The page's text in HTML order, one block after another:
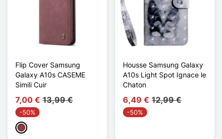
Flip Cover Samsung
Galaxy A10s CASEME
Simili Cuir
7,00 € 13,99 €
-50%
Dunkelrot
Housse Samsung Galaxy
A10s Light Spot Ignace le
Chaton
6,49 € 12,99 €
-50%